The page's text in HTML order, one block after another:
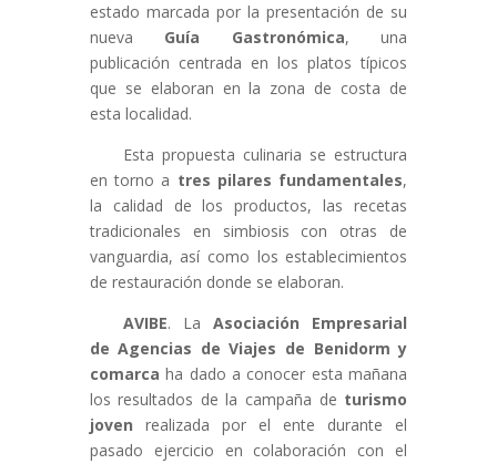
estado marcada por la presentación de su
nueva Guía Gastronómica, una
publicación centrada en los platos típicos
que se elaboran en la zona de costa de
esta localidad.
Esta propuesta culinaria se estructura
en torno a tres pilares fundamentales,
la calidad de los productos, las recetas
tradicionales en simbiosis con otras de
vanguardia, así como los establecimientos
de restauración donde se elaboran.
AVIBE. LaAsociación Empresarial
de Agencias de Viajes de Benidorm y
comarca ha dado a conocer esta mañana
los resultados de la campaña de turismo
joven realizada por el ente durante el
pasado ejercicio en colaboración con el